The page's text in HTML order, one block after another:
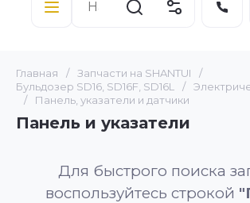
Главная / Запчасти на SHANTUI
/
Бульдозер SD16, SD16F, SD16L
/
/
Панель, указатели и датчики
Панель и указатели
Для быстрого поиска
воспользуйтесь строкой